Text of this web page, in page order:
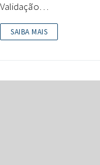
Validação…
SAIBA MAIS